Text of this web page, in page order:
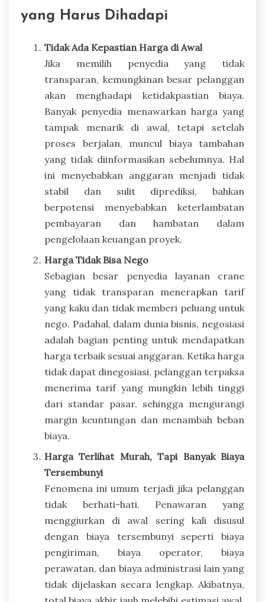
yang Harus Dihadapi
Tidak Ada Kepastian Harga di Awal
Jika memilih penyedia yang tidak
transparan, kemungkinan besar pelanggan
akan menghadapi ketidakpastian biaya.
Banyak penyedia menawarkan harga yang
tampak menarik di awal, tetapi setelah
proses berjalan, muncul biaya tambahan
yang tidak diinformasikan sebelumnya. Hal
ini menyebabkan anggaran menjadi tidak
stabil dan sulit diprediksi, bahkan
berpotensi menyebabkan keterlambatan
pembayaran dan hambatan dalam
pengelolaan keuangan proyek.
Harga Tidak Bisa Nego
Sebagian besar penyedia layanan crane
yang tidak transparan menerapkan tarif
yang kaku dan tidak memberi peluang untuk
nego. Padahal, dalam dunia bisnis, negosiasi
adalah bagian penting untuk mendapatkan
harga terbaik sesuai anggaran. Ketika harga
tidak dapat dinegosiasi, pelanggan terpaksa
menerima tarif yang mungkin lebih tinggi
dari standar pasar, sehingga mengurangi
margin keuntungan dan menambah beban
biaya.
Harga Terlihat Murah, Tapi Banyak Biaya
Tersembunyi
Fenomena ini umum terjadi jika pelanggan
tidak berhati-hati. Penawaran yang
menggiurkan di awal sering kali disusul
dengan biaya tersembunyi seperti biaya
pengiriman, biaya operator, biaya
perawatan, dan biaya administrasi lain yang
tidak dijelaskan secara lengkap. Akibatnya,